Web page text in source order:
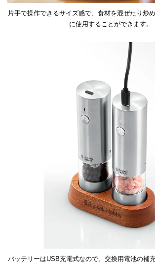
片手で操作できるサイズ感で、食材を混ぜたり炒
に使用することができます。
バッテリーはUSB充電式なので、交換用電池の補